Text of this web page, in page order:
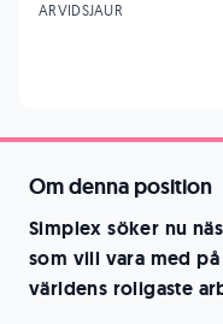
Om denna position
Simplex söker nu
som vill vara med
världens roligaste
ARVIDSJAUR